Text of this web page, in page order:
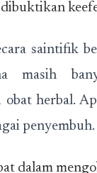
dibuktikan
saintifik
masih
obat herbal.
penyembuh.
dalam